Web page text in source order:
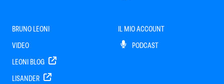
BRUNO LEONI
VIDEO
LEONI BLOG
LISANDER
IL MIO ACCOUNT
PODCAST